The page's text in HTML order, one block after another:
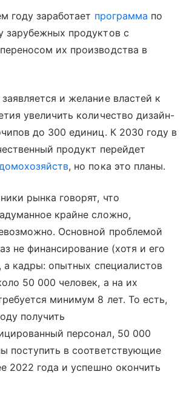
году заработает программа по
зарубежных продуктов с
их производства в
и желание властей к
увеличить количество дизайн-
до 300 единиц. К 2030 году в
продукт перейдет
, но пока это планы.
рынка говорят, что
крайне сложно,
Основной проблемой
не финансирование (хотя и его
а кадры: опытных специалистов
50 000 человек, а на их
минимум 8 лет. То есть,
получить
персонал, 50 000
поступить в соответствующие
2022 года и успешно окончить